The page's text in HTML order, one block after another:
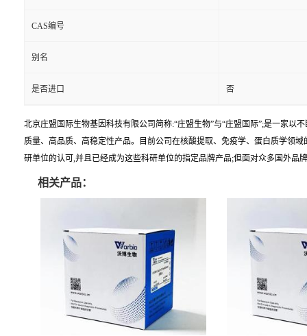
CAS编号
别名
是否进口 否
北京庄盟国际生物基因科技有限公司简称:“庄盟生物”与“庄盟国际”;是一家
质量、高品质、高稳定性产品。目前公司在核酸提取、免疫学、蛋白质学领
研单位的认可,并且已经成为这些科研单位的指定品牌产品;但面对众多国外品
相关产品：